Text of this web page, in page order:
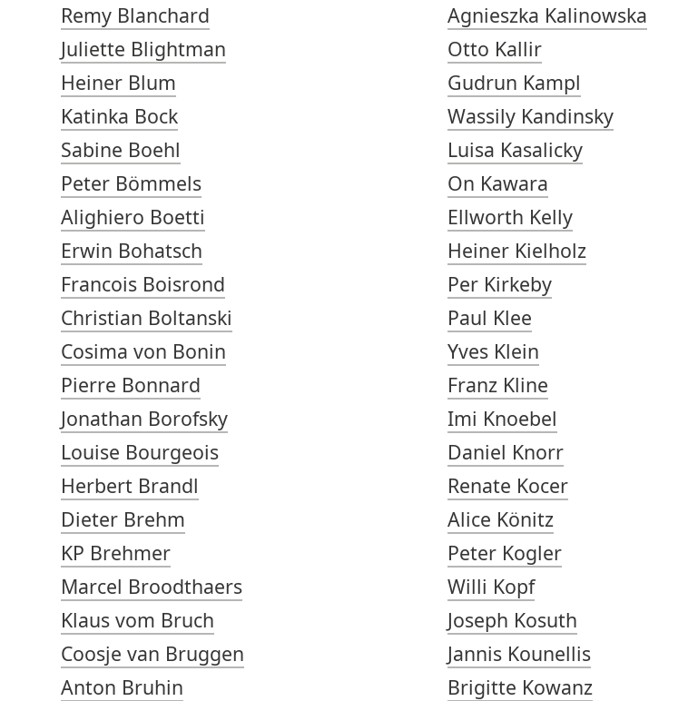
Remy Blanchard
Juliette Blightman
Heiner Blum
Katinka Bock
Sabine Boehl
Peter Bömmels
Alighiero Boetti
Erwin Bohatsch
Francois Boisrond
Christian Boltanski
Cosima von Bonin
Pierre Bonnard
Jonathan Borofsky
Louise Bourgeois
Herbert Brandl
Dieter Brehm
KP Brehmer
Marcel Broodthaers
Klaus vom Bruch
Coosje van Bruggen
Anton Bruhin
Agnieszka Kalinowska
Otto Kallir
Gudrun Kampl
Wassily Kandinsky
Luisa Kasalicky
On Kawara
Ellworth Kelly
Heiner Kielholz
Per Kirkeby
Paul Klee
Yves Klein
Franz Kline
Imi Knoebel
Daniel Knorr
Renate Kocer
Alice Könitz
Peter Kogler
Willi Kopf
Joseph Kosuth
Jannis Kounellis
Brigitte Kowanz